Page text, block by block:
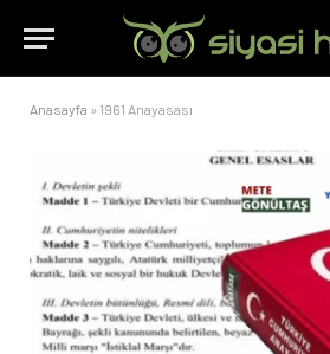
Anasayfa » 1961 Anayasası